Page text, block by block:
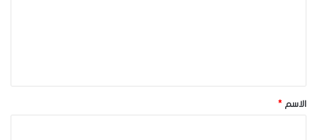
*الاسم *